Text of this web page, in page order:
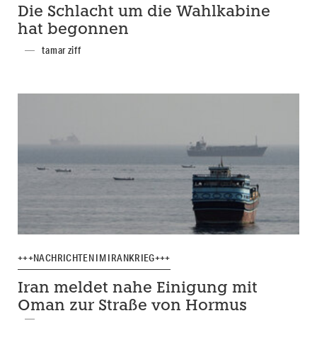
Die Schlacht um die Wahlkabine
hat begonnen
tamar ziff
+++NACHRICHTEN IM IRANKRIEG+++
Iran meldet nahe Einigung mit
Oman zur Straße von Hormus